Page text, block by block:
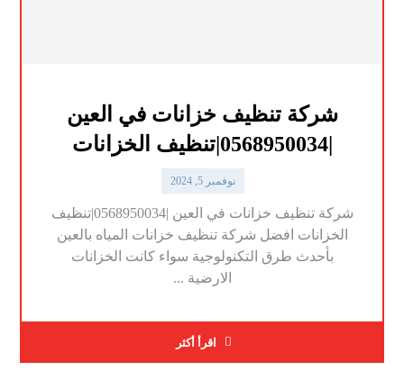
شركة تنظيف خزانات في العين
|0568950034|تنظيف الخزانات
نوفمبر 5, 2024
شركة تنظيف خزانات في العين |0568950034|تنظيف
الخزانات افضل شركة تنظيف خزانات المياه بالعين
بأحدث طرق التكنولوجية سواء كانت الخزانات
الارضية ...
اقرأ أكثر